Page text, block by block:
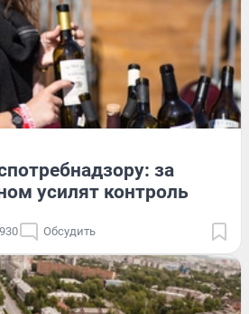
за
усилят контроль
930 Обсудить